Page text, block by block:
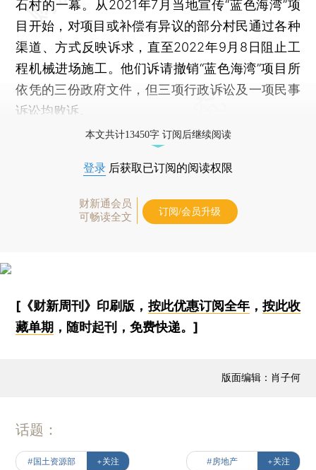
石村的一幕。从2021年7月当地宣传“蓝色海湾”项
目开始，对项目或补偿有异议的部分村民通过各种
渠道、方式反映诉求，直至2022年9月8日阻止工
程机械进场施工。他们诉请撤销“蓝色海湾”项目所
依凭的三份政府文件，但三项行政诉讼及一项民事
诉讼均败诉。
本文共计13450字 订阅后继续阅读
登录 后获取已订阅的阅读权限
财新通会员
可畅读全文
订阅/会员升级
[《财新周刊》印刷版， 按此优惠订阅全年， 按此收
藏单期 ，随时起刊，免费快递。]
版面编辑：肖子何
话题：
#国土资源部 +关注 #房地产 +关注